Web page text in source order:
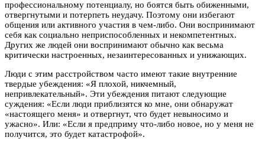
профессиональному потенциалу, но боятся быть обиженными,
отвергнутыми и потерпеть неудачу. Поэтому они избегают
общения или активного участия в чем-либо. Они воспринимают
себя как социально неприспособленных и некомпетентных.
Других же людей они воспринимают обычно как весьма
критически настроенных, незаинтересованных и унижающих.
Люди с этим расстройством часто имеют такие внутренние
твердые убеждения: «Я плохой, никчемный,
непривлекательный». Эти убеждения питают следующие
суждения: «Если люди приблизятся ко мне, они обнаружат
«настоящего меня» и отвергнут, что будет невыносимо и
ужасно». Или: «Если я предприму что-либо новое, но у меня не
получится, это будет катастрофой».